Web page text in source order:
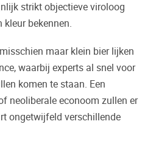
strikt objectieve viroloog
bekennen.
maar klein bier lijken
waarbij experts al snel voor
komen te staan. Een
neoliberale econoom zullen er
ongetwijfeld verschillende